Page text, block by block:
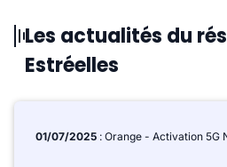
Les actualités du
Estréelles
01/07/2025 : Orange - Activation 5G